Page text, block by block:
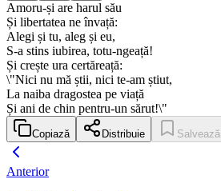
Amoru-și are harul său
Și libertatea ne învață:
Alegi și tu, aleg și eu,
S-a stins iubirea, totu-ngeață!
Și crește ura certăreață:
\"Nici nu mă știi, nici te-am știut,
La naiba dragostea pe viață
Și ani de chin pentru-un sărut!\"
Copiază Distribuie Salvează
Anterior